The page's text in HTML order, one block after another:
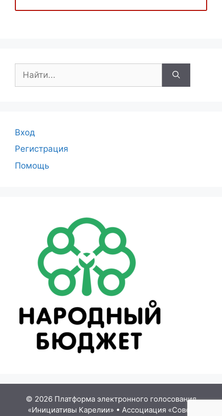
Вход
Регистрация
Помощь
© 2026 Платформа электронного голосования
«Инициативы Карелии» • Ассоциация «Совет